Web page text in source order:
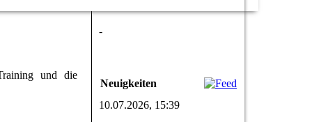
und die
-
Neuigkeiten
10.07.2026, 15:39